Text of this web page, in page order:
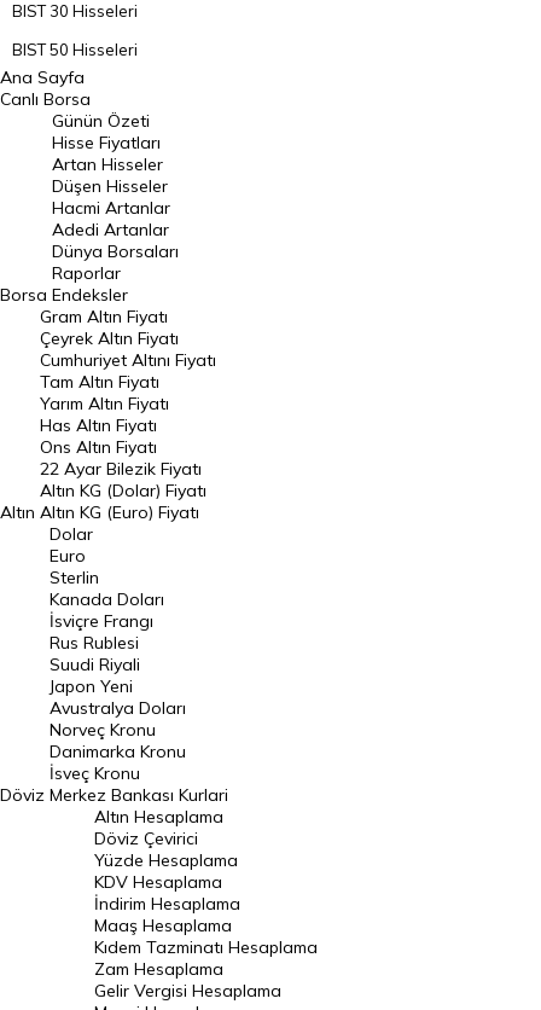
BIST 30 Hisseleri
BIST 50 Hisseleri
BIST 100 Hisseleri
En Çok Artan Hisseler
En Çok Düşen Hisseler
Hacmi Artanlar
Geçmiş Kapanışlar
Dünya Borsaları
Raporlar
Endeksler
DÖVİZ
Döviz Kuru
Dolar Kuru
Euro Kuru
Pound Kuru
Frank Kuru
Riyal Kuru
Avustralya Doları
Danimarka Kronu Kuru
Kanada Doları Kuru
Norveç Kronu Kuru
İsveç Kronu Kuru
Japon Yeni Kuru
Serbest Piyasa Döviz Kurları
Merkez Bankası Döviz Kurları
Ana Sayfa
Canlı Borsa
Borsa
Günün Özeti
Hisse Fiyatları
Artan Hisseler
Düşen Hisseler
Hacmi Artanlar
Adedi Artanlar
Dünya Borsaları
Raporlar
Endeksler
Altın
Gram Altın Fiyatı
Çeyrek Altın Fiyatı
Cumhuriyet Altını Fiyatı
Tam Altın Fiyatı
Yarım Altın Fiyatı
Has Altın Fiyatı
Ons Altın Fiyatı
22 Ayar Bilezik Fiyatı
Altın KG (Dolar) Fiyatı
Altın KG (Euro) Fiyatı
Döviz
Dolar
Euro
Sterlin
Kanada Doları
İsviçre Frangı
Rus Rublesi
Suudi Riyali
Japon Yeni
Avustralya Doları
Norveç Kronu
Danimarka Kronu
İsveç Kronu
Merkez Bankası Kurlari
Altın Hesaplama
Döviz Çevirici
Yüzde Hesaplama
KDV Hesaplama
İndirim Hesaplama
Maaş Hesaplama
Kıdem Tazminatı Hesaplama
Zam Hesaplama
Gelir Vergisi Hesaplama